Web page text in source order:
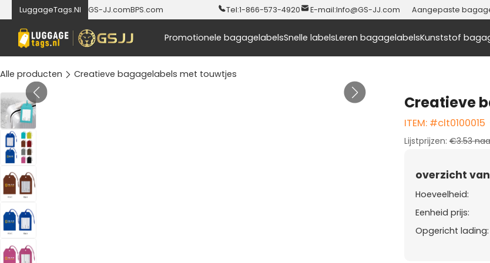
LuggageTags.Nl GS-JJ.comBPS.com Tel:1-866-573-4920 E-mail:Info@GS-JJ.com Aangepaste
Promotionele bagagelabelsSnelle labelsLeren bagagelabelsKunststof
Alle producten Creatieve bagagelabels met touwtjes
Creatieve
ITEM: #clt0100015
Lijstprijzen: €3.53
overzicht
Hoeveelheid:
Eenheid prijs:
Opgericht lading: